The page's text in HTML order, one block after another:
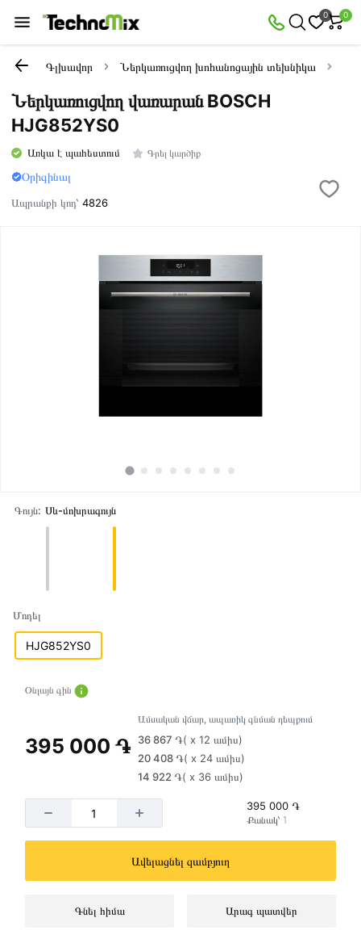
0 0
Գլխավոր Ներկառուցվող խոհանոցային տեխնիկա
Ներկառուցվող վառարան BOSCH
HJG852YS0
Առկա է պահեստում Գրել կարծիք
Օրիգինալ
Ապրանքի կոդ՝4826
Գույն: Սև-մոխրագույն
Մոդել
HJG852YS0
Օնլայն գին
395 000 ֏
Ամսական վճար, ապառիկ գնման դեպքում
36 867 ֏( x 12 ամիս)
20 408 ֏( x 24 ամիս)
14 922 ֏( x 36 ամիս)
395 000 ֏
Քանակ՝ 1
Ավելացնել զամբյուղ
Գնել հիմա Արագ պատվեր